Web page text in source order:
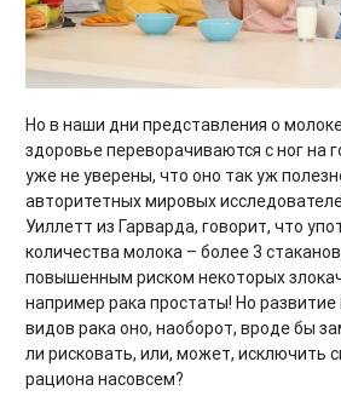
Но в наши дни представления о
здоровье переворачиваются с ног на
уже не уверены, что оно так уж
авторитетных мировых
Уиллетт из Гарварда, говорит, что
количества молока – более 3
повышенным риском некоторых
например рака простаты! Но развитие
видов рака оно, наоборот, вроде бы
ли рисковать, или, может, исключить
рациона насовсем?